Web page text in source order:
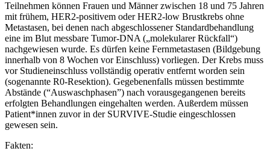
Teilnehmen können Frauen und Männer zwischen 18 und 75 Jahren
mit frühem, HER2-positivem oder HER2-low Brustkrebs ohne
Metastasen, bei denen nach abgeschlossener Standardbehandlung
eine im Blut messbare Tumor-DNA („molekularer Rückfall“)
nachgewiesen wurde. Es dürfen keine Fernmetastasen (Bildgebung
innerhalb von 8 Wochen vor Einschluss) vorliegen. Der Krebs muss
vor Studieneinschluss vollständig operativ entfernt worden sein
(sogenannte R0-Resektion). Gegebenenfalls müssen bestimmte
Abstände (“Auswaschphasen”) nach vorausgegangenen bereits
erfolgten Behandlungen eingehalten werden. Außerdem müssen
Patient*innen zuvor in der SURVIVE-Studie eingeschlossen
gewesen sein.
Fakten: